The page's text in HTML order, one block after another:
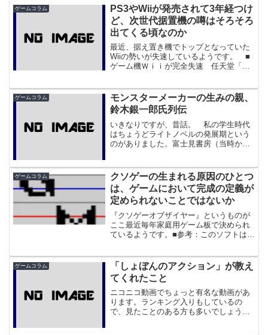
ゲームコラム
PS3やWiiが発売されて3年経つけ
ど、次世代据置機の噂はそろそろ
出てくる頃なのか
最近、据え置き機でトップとなっていた
Wiiの勢いが失速しているようです。 ■
ゲーム機Ｗｉｉが完全失速 任天堂「凋
ます。面白いソフトを提供できなかっ
た、不況のせ...
ゲームコラム
モンスターメーカーの生みの親、
鈴木銀一郎氏列伝
いきなりですが、昔話。 私の学生時代
はちょうどライトノベルの発展期という
のがありました。富士見書房（当時から
レイヤーズ』がライトノベル史上最大の
ブームを起こす頃ですね。...
ゲームコラム
クソゲーの生まれる原因のひとつ
は、ゲームにおいて完成の定義が
定められないことではないか
『クソゲーオブザイヤー』というものが
ここ最近毎年家庭用ゲーム板で決められ
ているようです。■参考：このソフトは危
での候補作や受賞作を見てみたのです
が、ここ最近わりと...
ゲームコラム
「しょぼんのアクション」が教え
てくれたこと
ニコニコ動画でちょっと有名な動画があ
ります。ランキング入りもしているの
で、見たことのある方も多いでしょう。